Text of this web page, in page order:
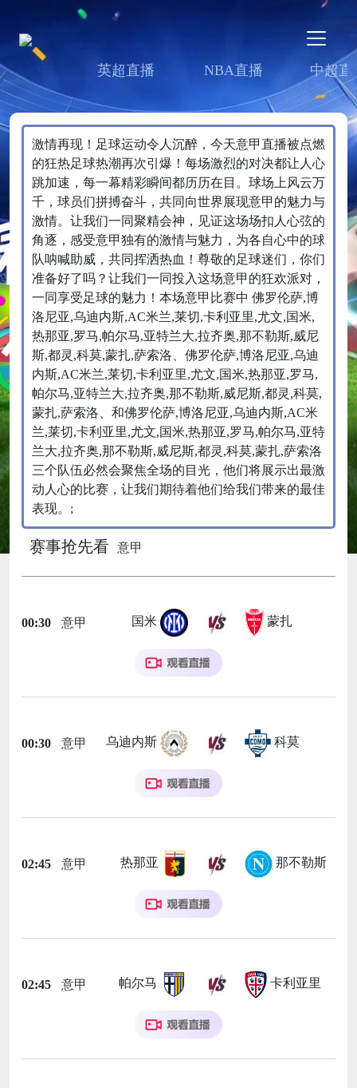
英超直播 NBA直播 中超直
激情再现！足球运动令人沉醉，今天意甲直播被点燃
的狂热足球热潮再次引爆！每场激烈的对决都让人心
跳加速，每一幕精彩瞬间都历历在目。球场上风云万
千，球员们拼搏奋斗，共同向世界展现意甲的魅力与
激情。让我们一同聚精会神，见证这场场扣人心弦的
角逐，感受意甲独有的激情与魅力，为各自心中的球
队呐喊助威，共同挥洒热血！尊敬的足球迷们，你们
准备好了吗？让我们一同投入这场意甲的狂欢派对，
一同享受足球的魅力！本场意甲比赛中 佛罗伦萨,博
洛尼亚,乌迪内斯,AC米兰,莱切,卡利亚里,尤文,国米,
热那亚,罗马,帕尔马,亚特兰大,拉齐奥,那不勒斯,威尼
斯,都灵,科莫,蒙扎,萨索洛、佛罗伦萨,博洛尼亚,乌迪
内斯,AC米兰,莱切,卡利亚里,尤文,国米,热那亚,罗马,
帕尔马,亚特兰大,拉齐奥,那不勒斯,威尼斯,都灵,科莫,
蒙扎,萨索洛、和佛罗伦萨,博洛尼亚,乌迪内斯,AC米
兰,莱切,卡利亚里,尤文,国米,热那亚,罗马,帕尔马,亚特
兰大,拉齐奥,那不勒斯,威尼斯,都灵,科莫,蒙扎,萨索洛
三个队伍必然会聚焦全场的目光，他们将展示出最激
动人心的比赛，让我们期待着他们给我们带来的最佳
表现。;
赛事抢先看 意甲
00:30 意甲 国米 蒙扎
00:30 意甲 乌迪内斯 科莫
02:45 意甲 热那亚 那不勒斯
02:45 意甲 帕尔马 卡利亚里